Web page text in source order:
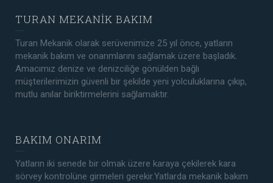
TURAN MEKANİK BAKIM
Turan Mekanik olarak serüvenimize 25 yıl önce, yatların
mekanik bakım ve onarımlarını sağlamak üzere başladık.
Amacımız denize ve denizciliğe gönülden bağlı
müşterilerimizin güvenli bir şekilde yeni yolculuklarına çıkıp,
mutlu anılar biriktirmelerini sağlamaktır.
BAKIM ONARIM
Yatların iki senede bir olmak üzere karaya çekilerek kara
sörvey kontrolüne girmeleri gerekir.Yatlarda mekanik bakım